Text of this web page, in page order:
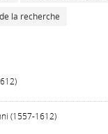
la recherche
(1557-1612)